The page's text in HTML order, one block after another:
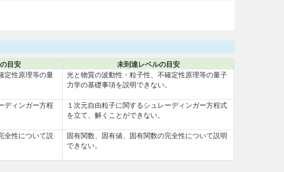
目安
未到達レベルの目安
定性原理等の量
光と物質の波動性・粒子性、不確定性原理等の量子
力学の基礎事項を説明できない。
ディンガー方程
１次元自由粒子に関するシュレーディンガー方程式
を立て、解くことができない。
全性について説
固有関数、固有値、固有関数の完全性について説明
できない。